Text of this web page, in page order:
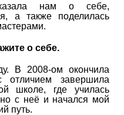
нам о себе,
а также поделилась
о себе.
В 2008-ом окончила
завершила
школе, где училась
с неё и начался мой
путь.